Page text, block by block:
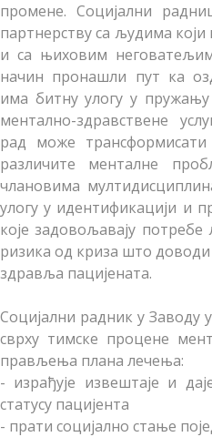
промене. Социјални
партнерству са људима који
и са њиховим
начин пронашли пут ка
има битну улогу у
ментално-здравствене
рад може
различите менталне
члановима
улогу у идентификацији и
које задовољавају
ризика од криза што
здравља пацијената.
Социјални радник у Заводу
сврху тимске процене
прављења плана лечења:
- израђује извештаје и
статусу пацијента
- прати социјално стање